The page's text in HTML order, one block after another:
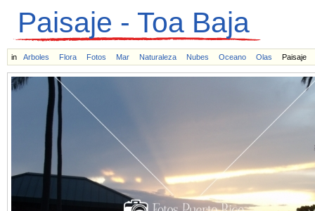
Paisaje - Toa Baja
in Arboles Flora Fotos Mar Naturaleza Nubes Oceano Olas Paisaje